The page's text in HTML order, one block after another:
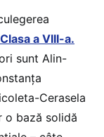
a VIII-a.
sunt Alin-
Cerasela
o bază solidă